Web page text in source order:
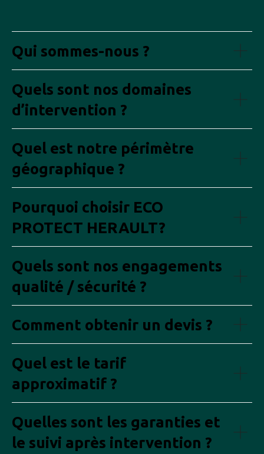
Qui sommes-nous ?
Quels sont nos domaines
d’intervention ?
Quel est notre périmètre
géographique ?
Pourquoi choisir ECO
PROTECT HERAULT?
Quels sont nos engagements
qualité / sécurité ?
Comment obtenir un devis ?
Quel est le tarif
approximatif ?
Quelles sont les garanties et
le suivi après intervention ?